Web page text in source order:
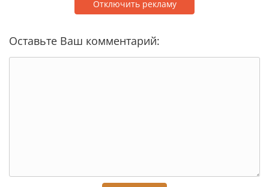
Отключить рекламу
Оставьте Ваш комментарий: